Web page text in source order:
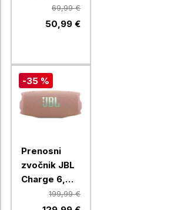
69,99 €
50,99 €
-35 %
Prenosni
zvočnik JBL
Charge 6,
199,99 €